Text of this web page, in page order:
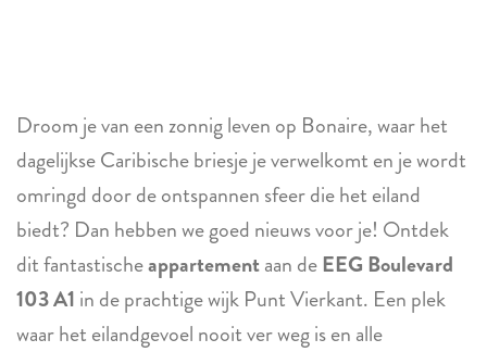
Droom je van een zonnig leven op Bonaire, waar het
dagelijkse Caribische briesje je verwelkomt en je wordt
omringd door de ontspannen sfeer die het eiland
biedt? Dan hebben we goed nieuws voor je! Ontdek
dit fantastischeappartementaan deEEG Boulevard
103 A1 in de prachtige wijk Punt Vierkant. Een plek
waar het eilandgevoel nooit ver weg is en alle